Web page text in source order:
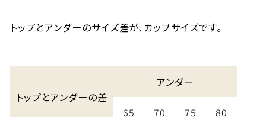
トップとアンダーのサイズ差が、カップサイズです。
トップとアンダーの差
アンダー
65 70 75 80